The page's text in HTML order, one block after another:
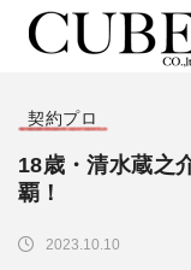
契約プロ
18歳・清水蔵之
覇！
2023.10.10